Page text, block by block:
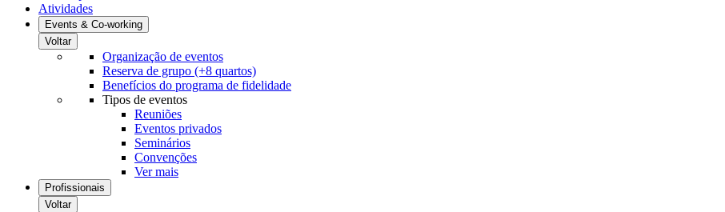
Atividades
Events & Co-working
Voltar
Organização de eventos
Reserva de grupo (+8 quartos)
Benefícios do programa de fidelidade
Tipos de eventos
Reuniões
Eventos privados
Seminários
Convenções
Ver mais
Profissionais
Voltar